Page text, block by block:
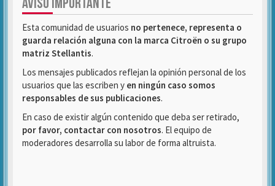
Esta comunidad de usuarios no pertenece, representa o
guarda relación alguna con la marca Citroën o su grupo
matriz Stellantis.
Los mensajes publicados reflejan la opinión personal de los
usuarios que las escriben y en ningún caso somos
responsables de sus publicaciones.
En caso de existir algún contenido que deba ser retirado,
por favor, contactar con nosotros. El equipo de
moderadores desarrolla su labor de forma altruista.